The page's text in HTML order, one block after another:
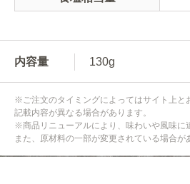
内容量 130g
※ご注文のタイミングによってはサイト上と
記載内容が異なる場合があります。
※商品リニューアルにより、味わいや風味に
また、原材料の一部が変更されている場合が